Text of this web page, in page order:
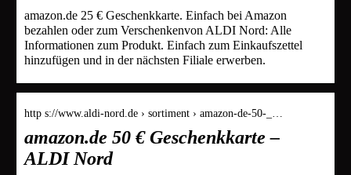
amazon.de 25 € Geschenkkarte. Einfach bei Amazon
bezahlen oder zum Verschenkenvon ALDI Nord: Alle
Informationen zum Produkt. Einfach zum Einkaufszettel
hinzufügen und in der nächsten Filiale erwerben.
http s://www.aldi-nord.de › sortiment › amazon-de-50-_…
amazon.de 50 € Geschenkkarte –
ALDI Nord